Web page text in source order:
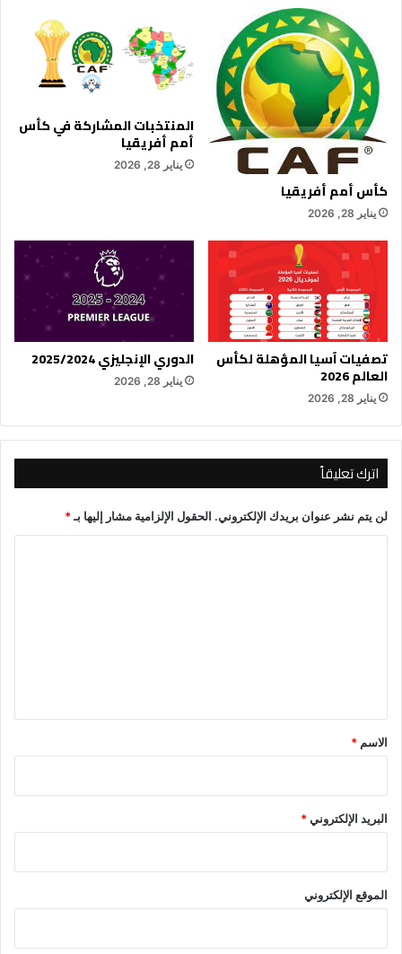
كأس أمم أفريقيا
يناير 28, 2026
المنتخبات المشاركة في كأس
أمم أفريقيا
يناير 28, 2026
تصفيات آسيا المؤهلة لكأس
العالم 2026
يناير 28, 2026
الدوري الإنجليزي 2025/2024
يناير 28, 2026
اترك تعليقاً
لن يتم نشر عنوان بريدك الإلكتروني. الحقول الإلزامية مشار إليها بـ*
*
الاسم *
البريد الإلكتروني*
الموقع الإلكتروني